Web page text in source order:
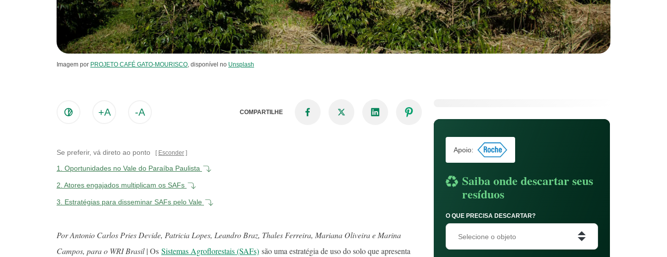
Imagem por PROJETO CAFÉ GATO-MOURISCO, disponível no Unsplash
+A -A COMPARTILHE
Se preferir, vá direto ao ponto Esconder
1. Oportunidades no Vale do Paraíba Paulista
2. Atores engajados multiplicam os SAFs
3. Estratégias para disseminar SAFs pelo Vale
Por Antonio Carlos Pries Devide, Patricia Lopes, Leandro Braz, Thales Ferreira, Mariana Oliveira e Marina
Campos, para o WRI Brasil| Os Sistemas Agroflorestais (SAFs) são uma estratégia de uso do solo que apresenta
Apoio:
Saiba onde descartar seus
resíduos
O QUE PRECISA DESCARTAR?
Selecione o objeto